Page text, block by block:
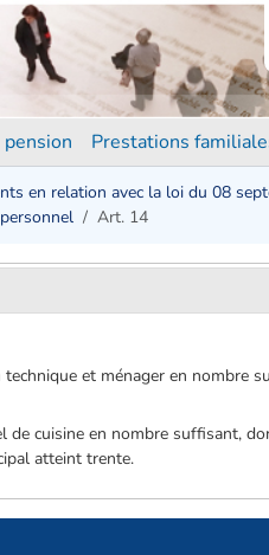
Prestations
en relation avec la loi du 08
Art. 14
et ménager en nombre
cuisine en nombre suffisant,
atteint trente.